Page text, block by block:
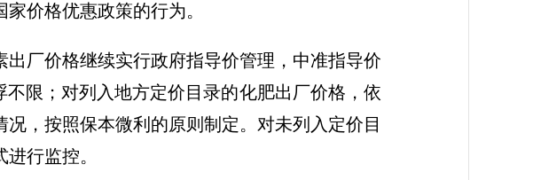
价格优惠政策的行为。
厂价格继续实行政府指导价管理，中准指导价
限；对列入地方定价目录的化肥出厂价格，依
，按照保本微利的原则制定。对未列入定价目
行监控。